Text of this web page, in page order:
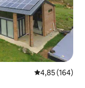
Évaluation
4,85 (164)